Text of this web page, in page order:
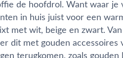
de hoofdrol. Want waar je
in huis juist voor een
met wit, beige en zwart.
dit met gouden accessoires
terugkomen, zoals